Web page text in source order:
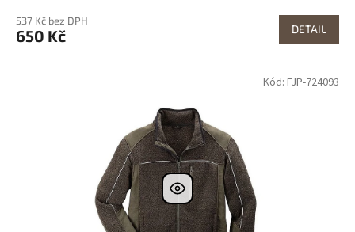
537 Kč bez DPH
650 Kč DETAIL
Kód: FJP-724093